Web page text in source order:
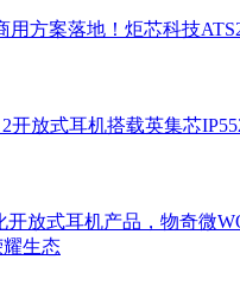
用方案落地！炬芯科技
开放式耳机搭载英集芯
开放式耳机产品，物奇微
耀生态